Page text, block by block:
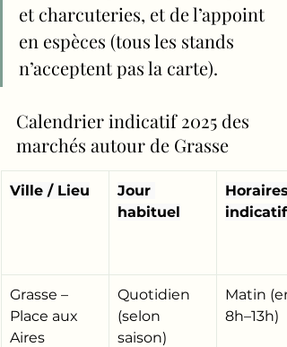
et charcuteries, et de l’appoint
en espèces (tous les stands
n’acceptent pas la carte).
Calendrier indicatif 2025 des
marchés autour de Grasse
Ville / Lieu
Jour
habituel
Horaires
indicatifs
Grasse –
Place aux
Aires
Quotidien
(selon
saison)
Matin
8h–13h)